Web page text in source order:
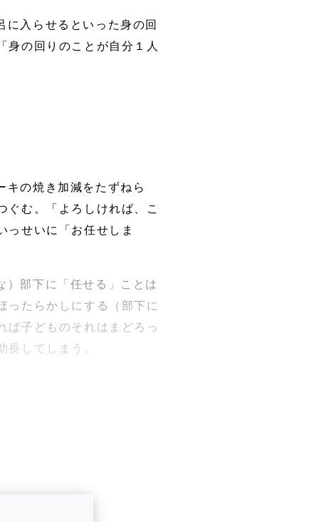
入らせるといった身の回
身の回りのことが自分１人
キの焼き加減をたずねら
ぐむ。「よろしければ、こ
っせいに「お任せしま
）部下に「任せる」ことは
ったらかしにする（部下に
ば子どものそれはまどろっ
してしまう。